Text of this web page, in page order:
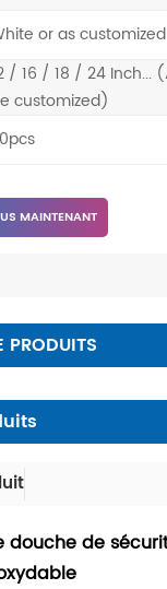
or as customized
/ 16 / 18 / 24 Inch...
customized)
MAINTENANT
PRODUITS
douche de